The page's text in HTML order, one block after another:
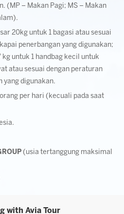
(MP – Makan Pagi; MS – Makan
20kg untuk 1 bagasi atau sesuai
penerbangan yang digunakan;
untuk 1 handbag kecil untuk
atau sesuai dengan peraturan
yang digunakan.
per hari (kecuali pada saat
(usia tertanggung maksimal
with Avia Tour